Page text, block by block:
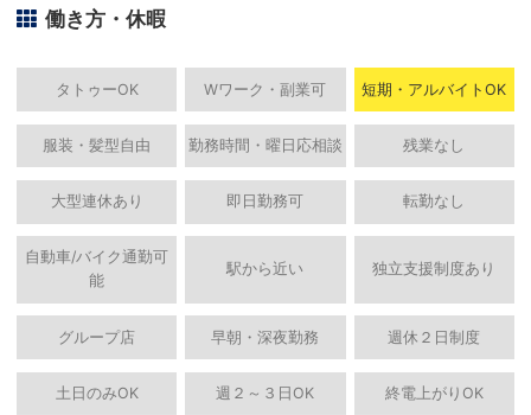
働き方・休暇
タトゥーOK Wワーク・副業可 短期・アルバイトOK
服装・髪型自由 勤務時間・曜日応相談 残業なし
大型連休あり 即日勤務可 転勤なし
自動車/バイク通勤可
能
駅から近い 独立支援制度あり
グループ店 早朝・深夜勤務 週休２日制度
土日のみOK 週２～３日OK 終電上がりOK